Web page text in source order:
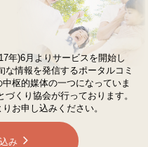
年)6月よりサービスを開始し
な情報を発信するポータルコミ
枢的媒体の一つになっていま
くり協会が行っております。
お申し込みください。
み